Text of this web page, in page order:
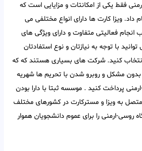
فقط یکی از امکانتات و مزایایی است که
داد. ویزا کارت ها دارای انواع مختلفی می
فعالیتی متفاوت و دارای ویژگی های
با توجه به نیازتان و نوع استفادتان
انتخاب کنید. شرکت های بسیاری هستند که که
مشکل و روبرو شدن با تحریم ها شهریه
پرداخت کنید . موسسه ثبتا با دارا بودن
ارزی متصل به ویزا و مسترکارت در کشورهای مختلف
روسی-ارمنی را برای عموم دانشجویان هموار